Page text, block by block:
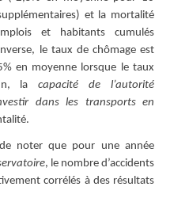
et la mortalité
et habitants cumulés
le taux de chômage est
en moyenne lorsque le taux
lacapacité de l’autorité
dans les transports en
noter que pour une année
, le nombre d’accidents
corrélés à des résultats